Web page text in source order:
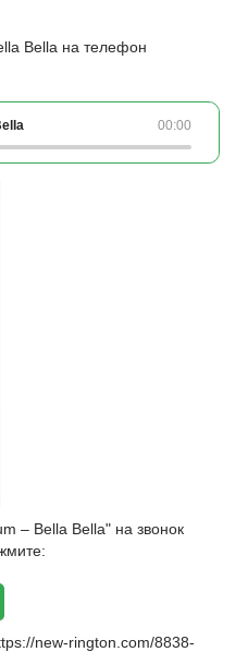
Bella на телефон
00:00
– Bella Bella" на звонок
new-rington.com/8838-